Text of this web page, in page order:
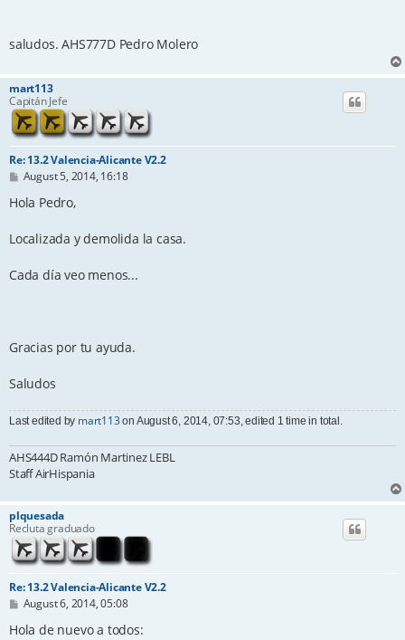
saludos. AHS777D Pedro Molero
mart113
Capitán Jefe
Re: 13.2 Valencia-Alicante V2.2
P
s
August 5, 2014, 16:18
Hola Pedro,
Localizada y demolida la casa.
Cada día veo menos...
Gracias por tu ayuda.
Saludos
Last edited by mart113 on August 6, 2014, 07:53, edited 1 time in total.
AHS444D Ramón Martinez LEBL
Staff AirHispania
plquesada
Recluta graduado
Re: 13.2 Valencia-Alicante V2.2
P
s
August 6, 2014, 05:08
Hola de nuevo a todos: